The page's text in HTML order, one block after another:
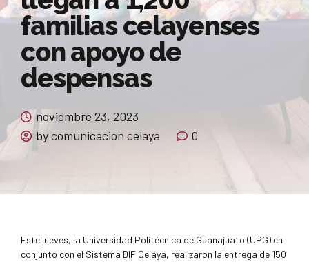
familias celayenses
con apoyo de
despensas
noviembre 23, 2023
by comunicacion celaya
0
Este jueves, la Universidad Politécnica de Guanajuato (UPG) en
conjunto con el Sistema DIF Celaya, realizaron la entrega de 150